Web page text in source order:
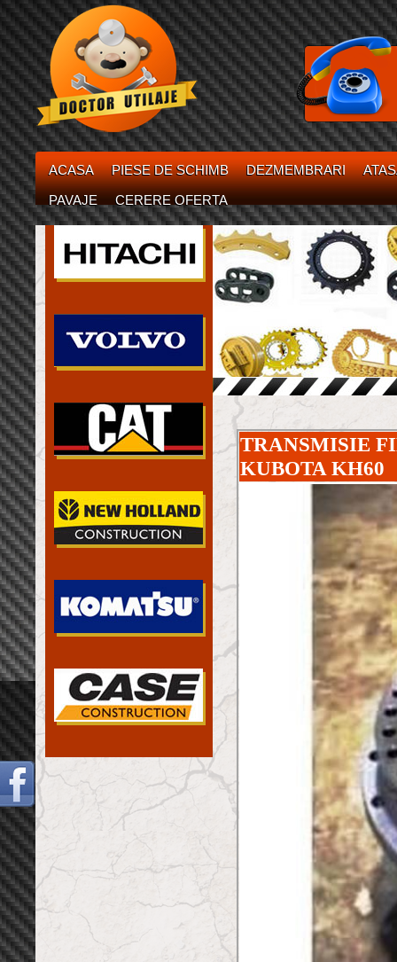
ACASA PIESE DE SCHIMB DEZMEMBRARI
PAVAJE
CERERE OFERTA
TRANSMISIE
KUBOTA KH60